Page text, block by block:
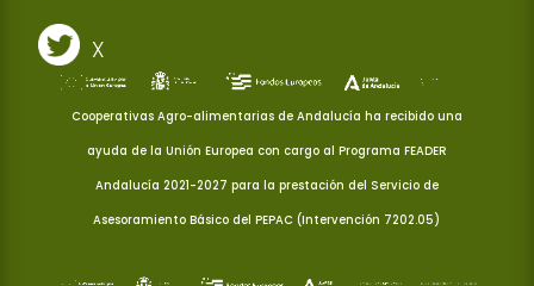
X
Cooperativas Agro-alimentarias de Andalucía ha recibido una
ayuda de la Unión Europea con cargo al Programa FEADER
Andalucía 2021-2027 para la prestación del Servicio de
Asesoramiento Básico del PEPAC (Intervención 7202.05)